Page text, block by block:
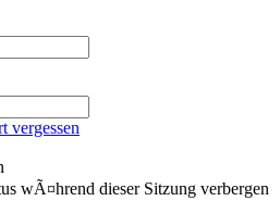
vergessen
wÃ¤hrend dieser Sitzung verbergen